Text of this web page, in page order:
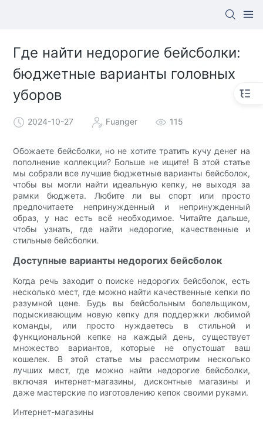
Где найти недорогие бейсболки:
бюджетные варианты головных
уборов
2024-10-27 Fuanger 115
Обожаете бейсболки, но не хотите тратить кучу денег на
пополнение коллекции? Больше не ищите! В этой статье
мы собрали все лучшие бюджетные варианты бейсболок,
чтобы вы могли найти идеальную кепку, не выходя за
рамки бюджета. Любите ли вы спорт или просто
предпочитаете непринужденный и непринужденный
образ, у нас есть всё необходимое. Читайте дальше,
чтобы узнать, где найти недорогие, качественные и
стильные бейсболки.
Доступные варианты недорогих бейсболок
Когда речь заходит о поиске недорогих бейсболок, есть
несколько мест, где можно найти качественные кепки по
разумной цене. Будь вы бейсбольным болельщиком,
подыскивающим новую кепку для поддержки любимой
команды, или просто нуждаетесь в стильной и
функциональной кепке на каждый день, существует
множество вариантов, которые не опустошат ваш
кошелек. В этой статье мы рассмотрим несколько
лучших мест, где можно найти недорогие бейсболки,
включая интернет-магазины, дисконтные магазины и
даже мастерские по изготовлению кепок своими руками.
Интернет-магазины